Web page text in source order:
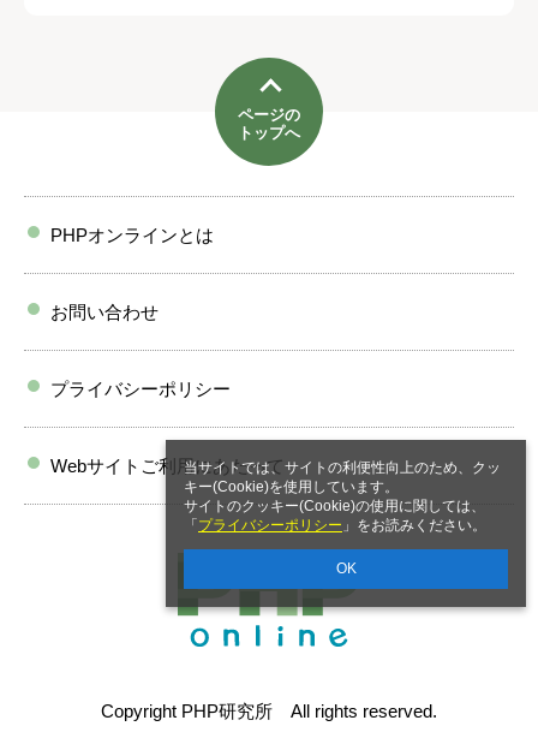
当サイトでは、サイトの利便性向上のため、クッ
キー(Cookie)を使用しています。
サイトのクッキー(Cookie)の使用に関しては、
「 プライバシーポリシー 」をお読みください。
OK
ページの
トップへ
PHPオンラインとは
お問い合わせ
プライバシーポリシー
Webサイトご利用にあたって
Copyright PHP研究所 All rights reserved.